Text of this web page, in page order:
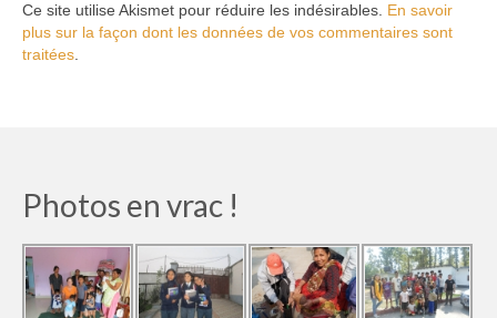
Ce site utilise Akismet pour réduire les indésirables. En savoir
plus sur la façon dont les données de vos commentaires sont
traitées
Photos en vrac !